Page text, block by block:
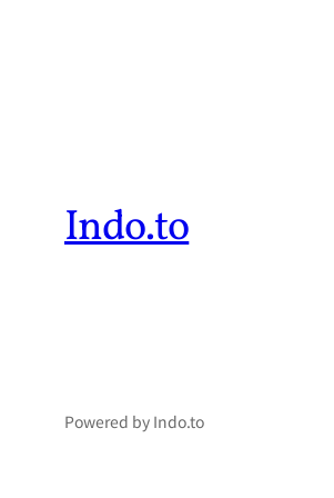
Indo.to
Powered by Indo.to